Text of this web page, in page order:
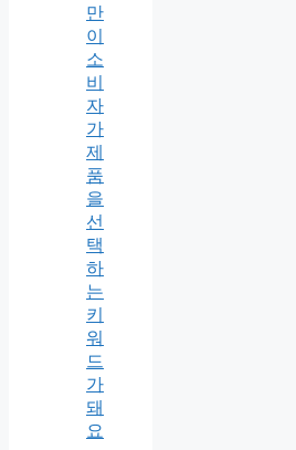
만
이
소
비
자
가
제
품
을
선
택
하
는
키
워
드
가
돼
요